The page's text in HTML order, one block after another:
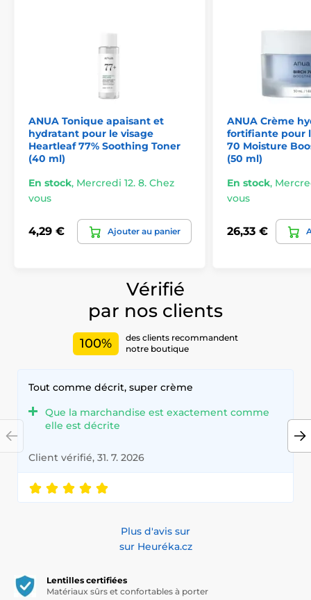
ANUA Tonique apaisant et
hydratant pour le visage
Heartleaf 77% Soothing Toner
(40 ml)
En stock, Mercredi 12. 8. Chez
vous
4,29 € Ajouter au panier
ANUA Crème
fortifiante pour
70 Moisture
(50 ml)
En stock,
vous
26,33 €
Vérifié
par nos clients
100%
des clients recommandent
notre boutique
Tout comme décrit, super crème
Que la marchandise est exactement comme
elle est décrite
Client vérifié, 31. 7. 2026
Plus d'avis sur
sur Heuréka.cz
Lentilles certifiées
Matériaux sûrs et confortables à porter